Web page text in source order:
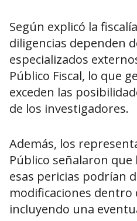
Según explicó la
diligencias dependen
especializados
Público Fiscal, lo que
exceden las
de los investigadores.
Además, los
Público señalaron
esas pericias podrían
modificaciones dentro
incluyendo una